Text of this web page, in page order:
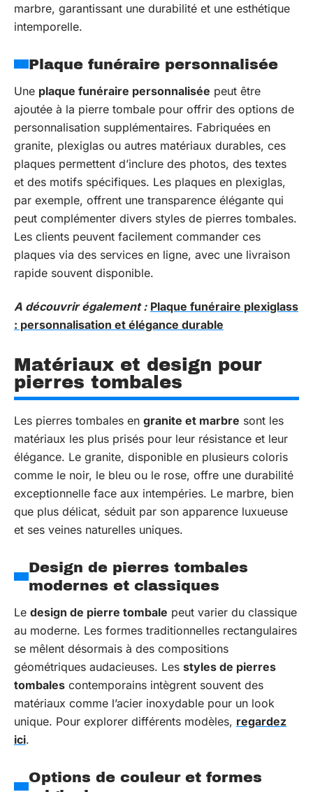
marbre, garantissant une durabilité et une esthétique
intemporelle.
Plaque funéraire personnalisée
Une plaque funéraire personnalisée peut être
ajoutée à la pierre tombale pour offrir des options de
personnalisation supplémentaires. Fabriquées en
granite, plexiglas ou autres matériaux durables, ces
plaques permettent d’inclure des photos, des textes
et des motifs spécifiques. Les plaques en plexiglas,
par exemple, offrent une transparence élégante qui
peut complémenter divers styles de pierres tombales.
Les clients peuvent facilement commander ces
plaques via des services en ligne, avec une livraison
rapide souvent disponible.
A découvrir également : Plaque funéraire plexiglass
: personnalisation et élégance durable
Matériaux et design pour
pierres tombales
Les pierres tombales en granite et marbre sont les
matériaux les plus prisés pour leur résistance et leur
élégance. Le granite, disponible en plusieurs coloris
comme le noir, le bleu ou le rose, offre une durabilité
exceptionnelle face aux intempéries. Le marbre, bien
que plus délicat, séduit par son apparence luxueuse
et ses veines naturelles uniques.
Design de pierres tombales
modernes et classiques
Le design de pierre tombale peut varier du classique
au moderne. Les formes traditionnelles rectangulaires
se mêlent désormais à des compositions
géométriques audacieuses. Les styles de pierres
tombales contemporains intègrent souvent des
matériaux comme l’acier inoxydable pour un look
unique. Pour explorer différents modèles, regardez
ici.
Options de couleur et formes